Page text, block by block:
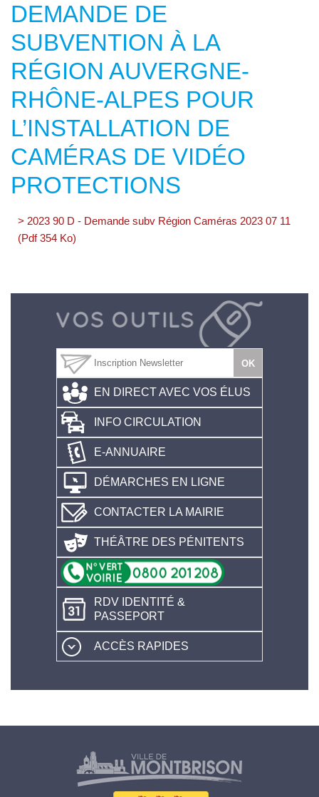
DEMANDE DE
SUBVENTION À LA
RÉGION AUVERGNE-
RHÔNE-ALPES POUR
L’INSTALLATION DE
CAMÉRAS DE VIDÉO
PROTECTIONS
> 2023 90 D - Demande subv Région Caméras 2023 07 11
(Pdf 354 Ko)
EN DIRECT AVEC VOS ÉLUS
INFO CIRCULATION
E-ANNUAIRE
DÉMARCHES EN LIGNE
CONTACTER LA MAIRIE
THÉÂTRE DES PÉNITENTS
RDV IDENTITÉ &
PASSEPORT
ACCÈS RAPIDES